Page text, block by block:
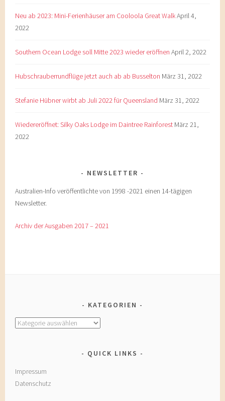
Neu ab 2023: Mini-Ferienhäuser am Cooloola Great WalkApril 4,
2022
Southern Ocean Lodge soll Mitte 2023 wieder eröffnen April 2, 2022
Hubschrauberrundflüge jetzt auch ab ab Busselton März 31, 2022
Stefanie Hübner wirbt ab Juli 2022 für Queensland März 31, 2022
Wiedereröffnet: Silky Oaks Lodge im Daintree Rainforest März 21,
2022
NEWSLETTER
Australien-Info veröffentlichte von 1998 -2021 einen 14-tägigen
Newsletter.
Archiv der Ausgaben 2017 – 2021
KATEGORIEN
Kategorien
QUICK LINKS
Impressum
Datenschutz